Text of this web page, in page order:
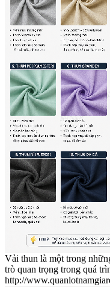
Vải thun là một trong
trò quan trọng trong quá
http://